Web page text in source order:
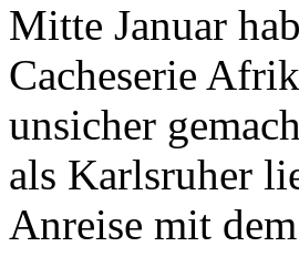
Mitte Januar
Cacheserie
unsicher
als Karlsruher
Anreise mit